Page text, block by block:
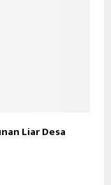
Liar Desa